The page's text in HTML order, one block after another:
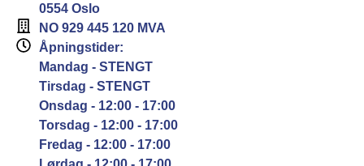
0554 Oslo
NO 929 445 120 MVA
Åpningstider:
Mandag - STENGT
Tirsdag - STENGT
Onsdag - 12:00 - 17:00
Torsdag - 12:00 - 17:00
Fredag - 12:00 - 17:00